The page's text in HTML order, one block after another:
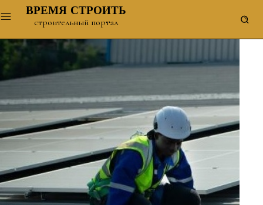
ВРЕМЯ СТРОИТЬ
строительный портал